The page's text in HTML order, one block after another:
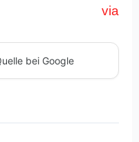
via
bei Google